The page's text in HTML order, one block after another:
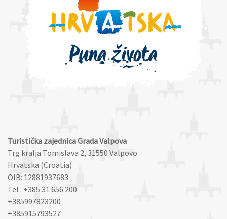
Turistička zajednica Grada Valpova
Trg kralja Tomislava 2, 31550 Valpovo
Hrvatska (Croatia)
OIB: 12881937683
Tel : +385 31 656 200
+385997823200
+385915793527